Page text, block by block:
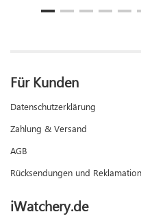
Für Kunden
Datenschutzerklärung
Zahlung & Versand
AGB
Rücksendungen und
iWatchery.de